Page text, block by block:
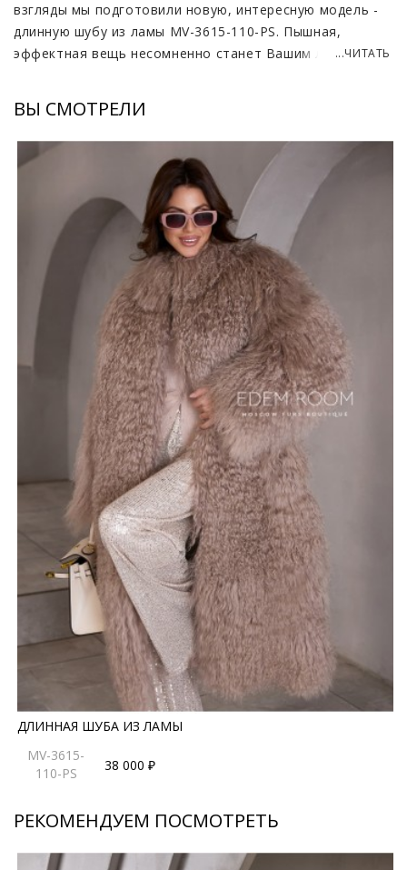
взгляды мы подготовили новую, интересную модель -
длинную шубу из ламы MV-3615-110-PS. Пышная,
эффектная вещь несомненно станет Вашим любимым
вариантом верхней одежды.
Внешне мех ламы очень схож с овчиной, однако по
своим свойствам намного практичнее, теплее и
привлекательнее. Длинный, мягкий ворс обеспечивает
максимально приятные ощущения во время носки, а
также отлично сохраняет комфортную температуру
внутри в морозную погоду. Натуральный мех ламы не
портится от попадания осадков, высыхает в
естественных условиях, не теряя при этом
первоначальной красоты. Шуба достаточно длинная,
110-115 см. и поэтому хорошо защищает от ветра.
Кроме того, она обладает отличной прочностью,
имеет долгий срок службы.
*описание несет информационный характер, состав и
правила ухода могут быть изменены производителем
...ЧИТАТЬ
ВЫ СМОТРЕЛИ
ДЛИННАЯ ШУБА ИЗ ЛАМЫ
MV-3615-
110-PS
38 000 ₽
РЕКОМЕНДУЕМ ПОСМОТРЕТЬ